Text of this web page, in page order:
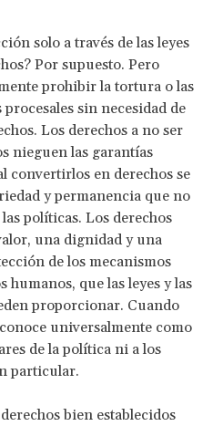
solo a través de las leyes
Por supuesto. Pero
prohibir la tortura o las
sin necesidad de
Los derechos a no ser
nieguen las garantías
convertirlos en derechos se
y permanencia que no
políticas. Los derechos
una dignidad y una
de los mecanismos
humanos, que las leyes y las
proporcionar. Cuando
universalmente como
de la política ni a los
particular.
bien establecidos